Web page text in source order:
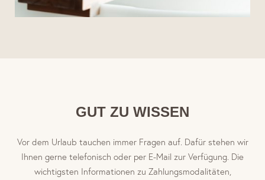
GUT ZU WISSEN
Vor dem Urlaub tauchen immer Fragen auf. Dafür stehen wir
Ihnen gerne telefonisch oder per E-Mail zur Verfügung. Die
wichtigsten Informationen zu Zahlungsmodalitäten,